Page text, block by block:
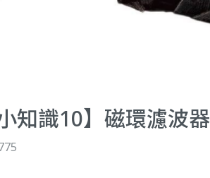
知識10】磁環濾波器